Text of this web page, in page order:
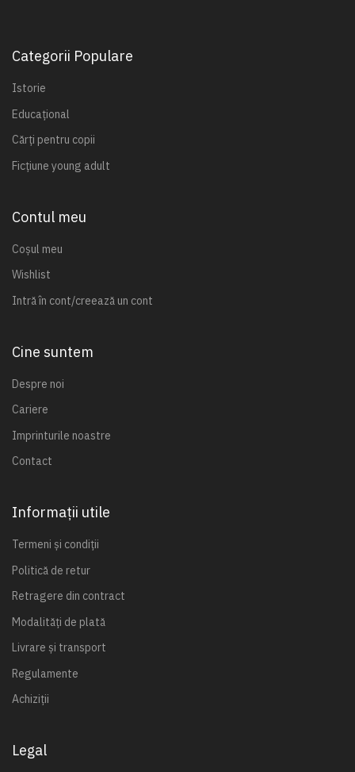
Categorii Populare
Istorie
Educațional
Cărți pentru copii
Ficțiune young adult
Contul meu
Coșul meu
Wishlist
Intră în cont/creează un cont
Cine suntem
Despre noi
Cariere
Imprinturile noastre
Contact
Informații utile
Termeni și condiții
Politică de retur
Retragere din contract
Modalități de plată
Livrare și transport
Regulamente
Achiziții
Legal